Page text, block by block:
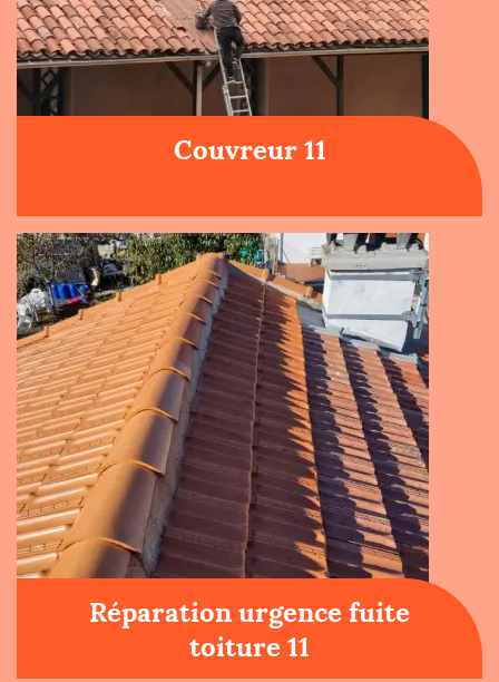
Couvreur 11
Réparation urgence fuite
toiture 11